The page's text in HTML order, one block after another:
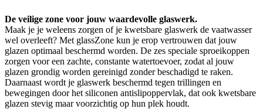
De veilige zone voor jouw waardevolle glaswerk.
Maak je je weleens zorgen of je kwetsbare glaswerk de vaatwasser
wel overleeft? Met glassZone kun je erop vertrouwen dat jouw
glazen optimaal beschermd worden. De zes speciale sproeikoppen
zorgen voor een zachte, constante watertoevoer, zodat al jouw
glazen grondig worden gereinigd zonder beschadigd te raken.
Daarnaast wordt je glaswerk beschermd tegen trillingen en
bewegingen door het siliconen antislipoppervlak, dat ook kwetsbare
glazen stevig maar voorzichtig op hun plek houdt.